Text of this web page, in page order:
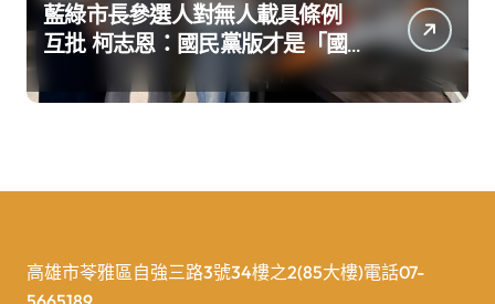
藍綠市長參選人對無人載具條例
互批 柯志恩：國民黨版才是「國
防+產業」務實版
高雄市苓雅區自強三路3號34樓之2(85大樓)電話07-